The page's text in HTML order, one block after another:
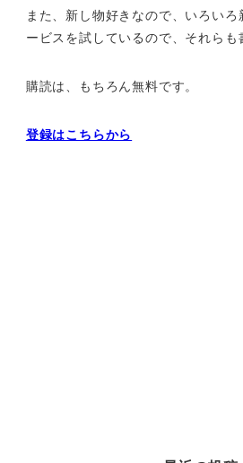
また、新し物好きなので、いろいろ
ービスを試しているので、それらも
購読は、もちろん無料です。
登録はこちらから